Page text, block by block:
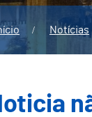
Notícias